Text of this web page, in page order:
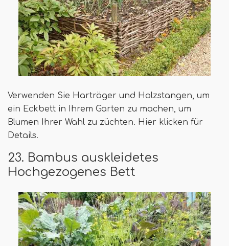
Verwenden Sie Harträger und Holzstangen, um
ein Eckbett in Ihrem Garten zu machen, um
Blumen Ihrer Wahl zu züchten. Hier klicken für
Details.
23. Bambus auskleidetes
Hochgezogenes Bett